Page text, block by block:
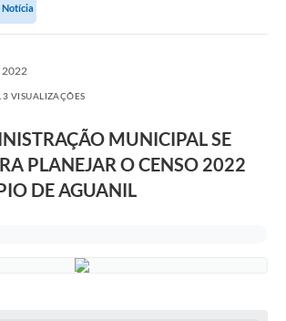
Notícia
2022
VISUALIZAÇÕES
MUNICIPAL SE
PLANEJAR O CENSO 2022
DE AGUANIL